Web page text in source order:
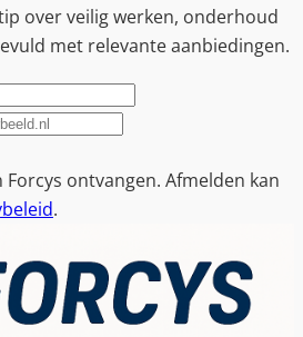
over veilig werken, onderhoud
met relevante aanbiedingen.
Forcys ontvangen. Afmelden kan
.